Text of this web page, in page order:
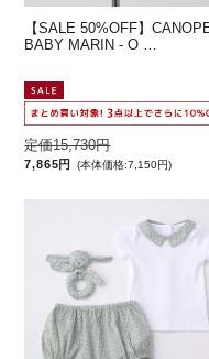
【SALE 50%OFF】
BABY MARIN - O …
定価15,730円
7,865円 (本体価格:7,150円)